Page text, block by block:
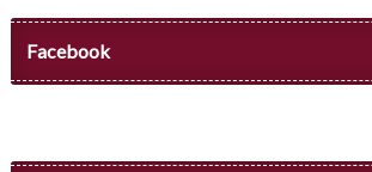
Facebook